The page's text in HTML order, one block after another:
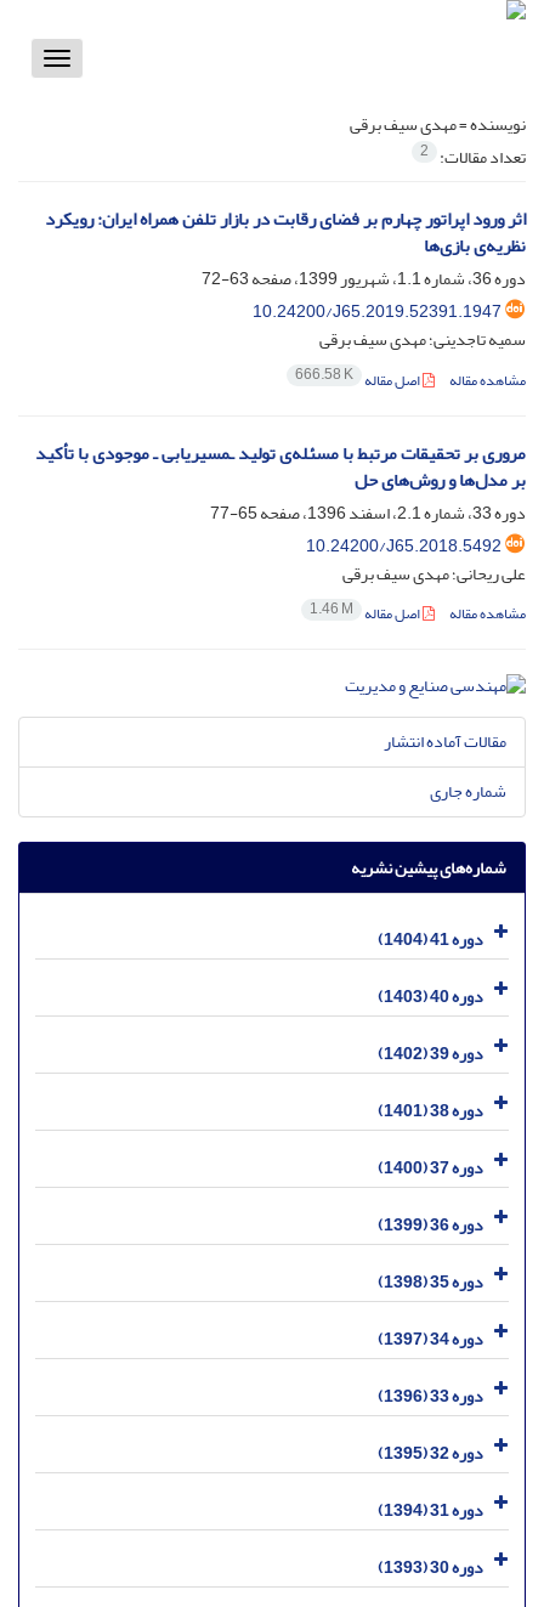
Toggle
نویسنده =مهدی سیف برقی
تعداد مقالات: 2
اثر ورود اپراتور چهارم بر فضای رقابت در بازار تلفن همراه ایران: رویکرد
نظریه‌ی بازی‌ها
دوره 36، شماره 1.1، شهریور 1399، صفحه
63-72
10.24200/J65.2019.52391.1947
سمیه تاجدینی؛ مهدی سیف برقی
مشاهده مقاله اصل مقاله 666.58 K
مروری بر تحقیقات مرتبط با مسئله‌ی تولید ـمسیریابی ـ موجودی با تأکید
بر مدل‌ها و روش‌های حل
دوره 33، شماره 2.1، اسفند 1396، صفحه
65-77
10.24200/J65.2018.5492
علی ریحانی؛ مهدی سیف برقی
مشاهده مقاله اصل مقاله 1.46 M
مقالات آماده انتشار
شماره جاری
شماره‌های پیشین نشریه
دوره 41 (1404)
دوره 40 (1403)
دوره 39 (1402)
دوره 38 (1401)
دوره 37 (1400)
دوره 36 (1399)
دوره 35 (1398)
دوره 34 (1397)
دوره 33 (1396)
دوره 32 (1395)
دوره 31 (1394)
دوره 30 (1393)